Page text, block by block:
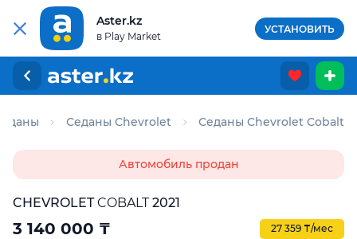
Aster.kz
в Play Market
УСТАНОВИТЬ
Седаны Chevrolet Седаны Chevrolet Cobalt
Автомобиль продан
CHEVROLETCOBALT2021
3 140 000 ₸
27 359 ₸/мес